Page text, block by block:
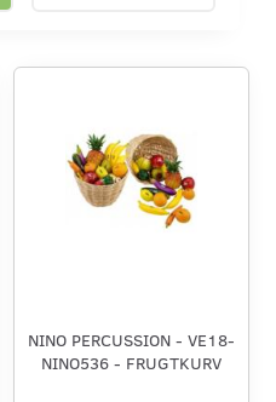
NINO PERCUSSION - VE18-
NINO536 - FRUGTKURV